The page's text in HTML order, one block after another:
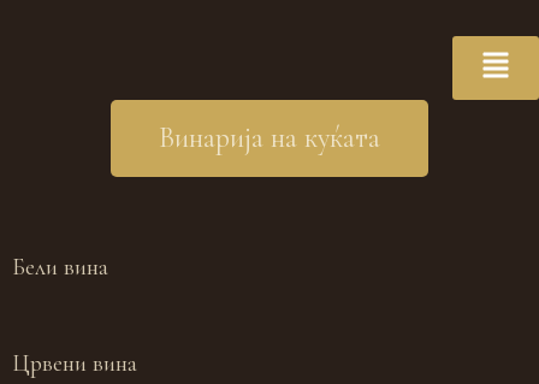
Винарија на куќата
Бели вина
Црвени вина